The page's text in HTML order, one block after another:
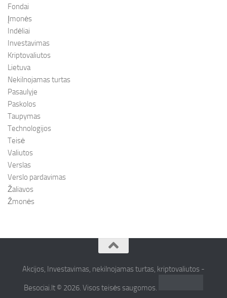
Fondai
Įmonės
Indėliai
Investavimas
Kriptovaliutos
Lietuva
Nekilnojamas turtas
Pasaulyje
Paskolos
Taupymas
Technologijos
Teisė
Valiutos
Verslas
Verslo pardavimas
Žaliavos
Žmonės
Akcijos, Investavimas, nekilnojamas turtas, kriptovaliutos -
Besociai.lt © 2026. Visos teisės saugomos.